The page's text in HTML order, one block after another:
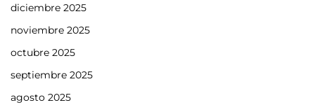
diciembre 2025
noviembre 2025
octubre 2025
septiembre 2025
agosto 2025